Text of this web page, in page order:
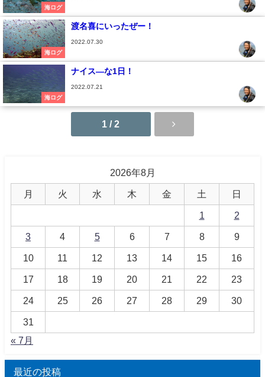
海ログ
海ログ
渡名喜にいったぜー！
2022.07.30
海ログ
ナイス―な1日！
2022.07.21
1 / 2
2026年8月
月 火 水 木 金 土 日
1 2
3 4 5 6 7 8 9
10 11 12 13 14 15 16
17 18 19 20 21 22 23
24 25 26 27 28 29 30
31
« 7月
最近の投稿